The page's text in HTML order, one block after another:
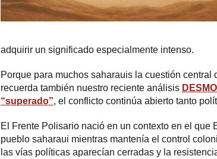
adquirir un significado especialmente intenso.
Porque para muchos saharauis la cuestión
recuerda también nuestro reciente análisis
“superado”, el conflicto continúa abierto tanto
El Frente Polisario nació en un contexto en el que
pueblo saharaui mientras mantenía el control
las vías políticas aparecían cerradas y la